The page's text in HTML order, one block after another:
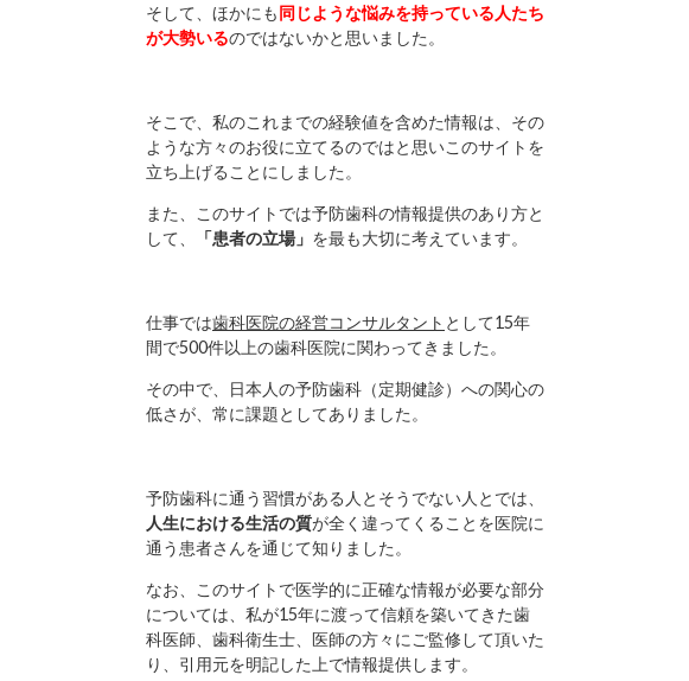
そして、ほかにも同じような悩みを持っている人たち
が大勢いるのではないかと思いました。
そこで、私のこれまでの経験値を含めた情報は、その
ような方々のお役に立てるのではと思いこのサイトを
立ち上げることにしました。
また、このサイトでは予防歯科の情報提供のあり方と
して、
「患者の立場」 を最も大切に考えています。
仕事では歯科医院の経営コンサルタント として15年
間で500件以上の歯科医院に関わってきました。
その中で、日本人の予防歯科（定期健診）への関心の
低さが、常に課題としてありました。
予防歯科に通う習慣がある人とそうでない人とでは、
人生における生活の質が全く違ってくることを医院に
通う患者さんを通じて知りました。
なお、このサイトで医学的に正確な情報が必要な部分
については、私が15年に渡って信頼を築いてきた歯
科医師、歯科衛生士、医師の方々にご監修して頂いた
り、引用元を明記した上で情報提供します。